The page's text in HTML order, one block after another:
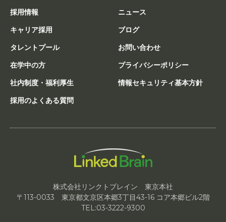
採用情報
キャリア採用
タレントプール
在学中の方
社内制度・福利厚生
採用のよくある質問
ニュース
ブログ
お問い合わせ
プライバシーポリシー
情報セキュリティ基本方針
株式会社リンクトブレイン 東京本社
〒113-0033 東京都文京区本郷3丁目43-16 コア本郷ビル2階
TEL:03-3222-9300